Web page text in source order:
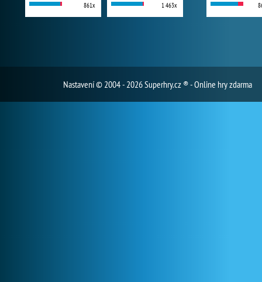
861x 1 463x
Nastavení© 2004 - 2026 Superhry.cz ® - Online hry zdarma